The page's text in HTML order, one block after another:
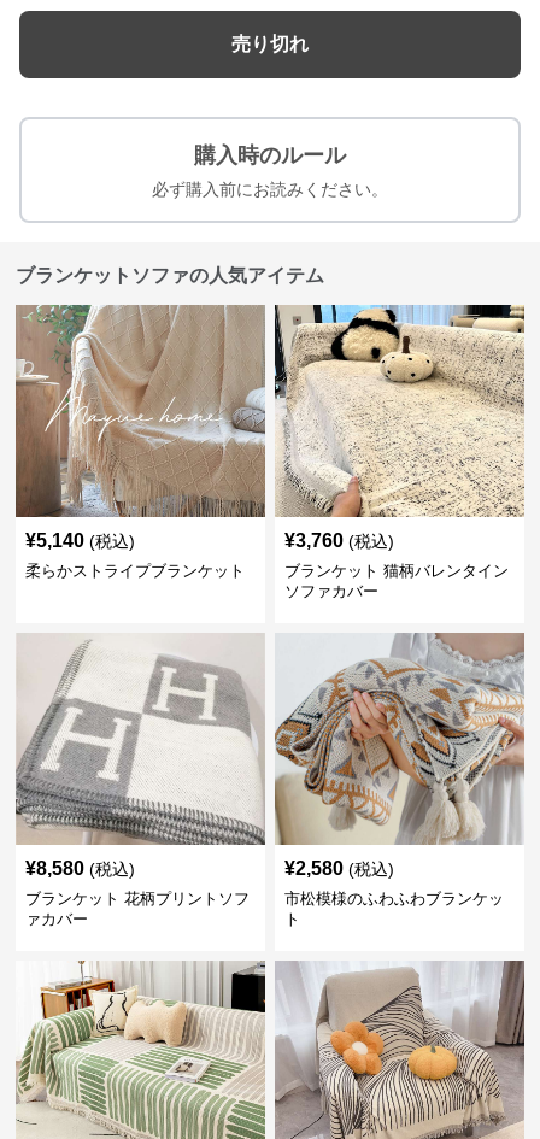
売り切れ
購入時のルール
必ず購入前にお読みください。
ブランケットソファの人気アイテム
¥5,140 (税込)
柔らかストライプブランケット
¥3,760 (税込)
ブランケット 猫柄バレンタイン
ソファカバー
¥8,580 (税込)
ブランケット 花柄プリントソフ
ァカバー
¥2,580 (税込)
市松模様のふわふわブランケッ
ト